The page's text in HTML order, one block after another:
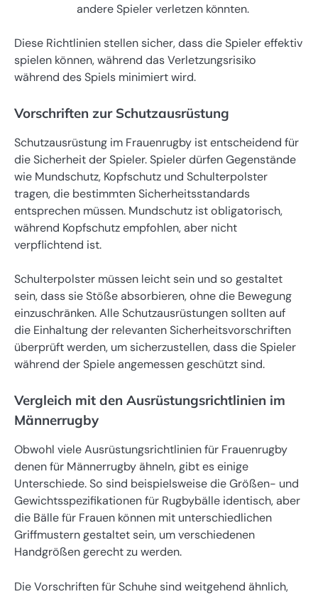
andere Spieler verletzen könnten.
Diese Richtlinien stellen sicher, dass die Spieler effektiv
spielen können, während das Verletzungsrisiko
während des Spiels minimiert wird.
Vorschriften zur Schutzausrüstung
Schutzausrüstung im Frauenrugby ist entscheidend für
die Sicherheit der Spieler. Spieler dürfen Gegenstände
wie Mundschutz, Kopfschutz und Schulterpolster
tragen, die bestimmten Sicherheitsstandards
entsprechen müssen. Mundschutz ist obligatorisch,
während Kopfschutz empfohlen, aber nicht
verpflichtend ist.
Schulterpolster müssen leicht sein und so gestaltet
sein, dass sie Stöße absorbieren, ohne die Bewegung
einzuschränken. Alle Schutzausrüstungen sollten auf
die Einhaltung der relevanten Sicherheitsvorschriften
überprüft werden, um sicherzustellen, dass die Spieler
während der Spiele angemessen geschützt sind.
Vergleich mit den Ausrüstungsrichtlinien im
Männerrugby
Obwohl viele Ausrüstungsrichtlinien für Frauenrugby
denen für Männerrugby ähneln, gibt es einige
Unterschiede. So sind beispielsweise die Größen- und
Gewichtsspezifikationen für Rugbybälle identisch, aber
die Bälle für Frauen können mit unterschiedlichen
Griffmustern gestaltet sein, um verschiedenen
Handgrößen gerecht zu werden.
Die Vorschriften für Schuhe sind weitgehend ähnlich,